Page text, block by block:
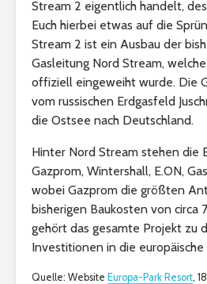
Stream 2 eigentlich handelt,
Euch hierbei etwas auf die
Stream 2 ist ein Ausbau der
Gasleitung Nord Stream,
offiziell eingeweiht wurde. Die
vom russischen Erdgasfeld
die Ostsee nach Deutschland.
Hinter Nord Stream stehen die
Gazprom, Wintershall, E.ON,
wobei Gazprom die größten
bisherigen Baukosten von circa
gehört das gesamte Projekt zu
Investitionen in die
Quelle: Website Europa-Park Resort,